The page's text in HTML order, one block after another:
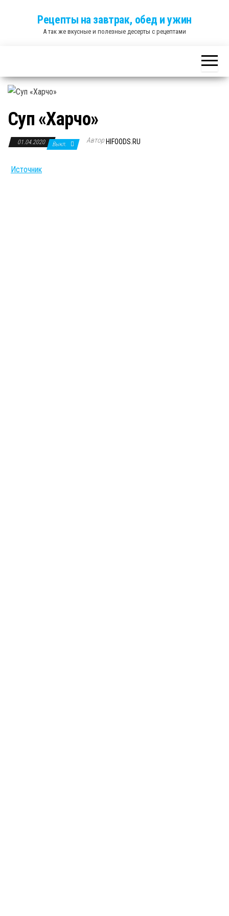
Рецепты на завтрак, обед и ужин
А так же вкусные и полезные десерты с рецептами
Суп «Харчо»
01.04.2020 Выкл. Автор HIFOODS.RU
Источник